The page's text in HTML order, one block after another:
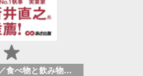
料理／食べ物と飲み物／食に関する記述